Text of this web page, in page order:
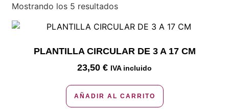
Mostrando los 5 resultados
PLANTILLA CIRCULAR DE 3 A 17 CM
23,50 € IVA incluido
AÑADIR AL CARRITO